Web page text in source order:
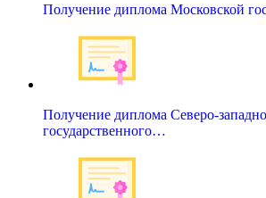
Получение диплома Московской
Получение диплома Северо-
государственного…